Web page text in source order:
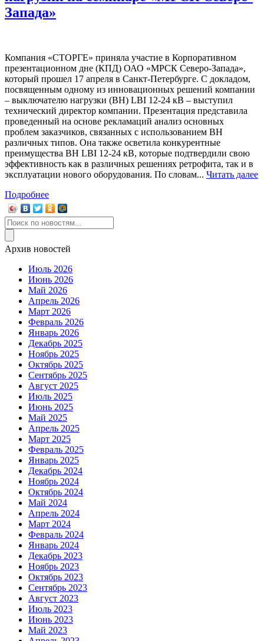
Запада»
Компания «СТОРГЕ» приняла участие в Корпоративном
презентационном дне (КПД) ОАО «МРСК Северо-Запада»,
который прошел 17 апреля в Санкт-Петербурге. С докладом,
посвященным одному из инновационных решений компании
– выключателю нагрузки (ВН) LBI 12-24 кВ – выступил
технический директор компании. Презентация представила
проведенный на основе рекламаций анализ основных
проблем заказчиков, связанных с использованием ВН
различных типов. Она также осветила конкурентные
преимущества ВН LBI 12-24 кВ, которые подтвердили свою
эффективность как в различных решениях ретрофита, так и в
эксплуатации нового оборудования. По словам... Читать далее
Подробнее
Архив новостей
Июль 2026
Июнь 2026
Май 2026
Апрель 2026
Март 2026
Февраль 2026
Январь 2026
Декабрь 2025
Ноябрь 2025
Октябрь 2025
Сентябрь 2025
Август 2025
Июль 2025
Июнь 2025
Май 2025
Апрель 2025
Март 2025
Февраль 2025
Январь 2025
Декабрь 2024
Ноябрь 2024
Октябрь 2024
Май 2024
Апрель 2024
Март 2024
Февраль 2024
Январь 2024
Декабрь 2023
Ноябрь 2023
Октябрь 2023
Сентябрь 2023
Август 2023
Июль 2023
Июнь 2023
Май 2023